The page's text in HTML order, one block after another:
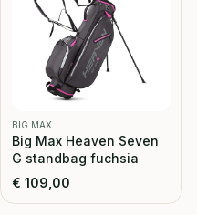
BIG MAX
Big Max Heaven Seven
G standbag fuchsia
€ 109,00